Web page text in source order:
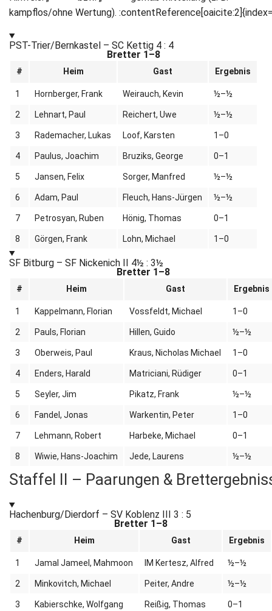
kampflos/ohne Wertung).
PST-Trier/Bernkastel – SC Kettig 4 : 4
Bretter 1–8
# Heim Gast Ergebnis
1 Hornberger, Frank Weirauch, Kevin ½–½
2 Lehnart, Paul Reichert, Uwe ½–½
3 Rademacher, Lukas Loof, Karsten 1–0
4 Paulus, Joachim Bruziks, George 0–1
5 Jansen, Felix Sorger, Manfred ½–½
6 Adam, Paul Fleuch, Hans-Jürgen ½–½
7 Petrosyan, Ruben Hönig, Thomas 0–1
8 Görgen, Frank Lohn, Michael 1–0
SF Bitburg – SF Nickenich II 4½ : 3½
Bretter 1–8
# Heim Gast Ergebnis
1 Kappelmann, Florian Vossfeldt, Michael 1–0
2 Pauls, Florian Hillen, Guido ½–½
3 Oberweis, Paul Kraus, Nicholas Michael 1–0
4 Enders, Harald Matriciani, Rüdiger 0–1
5 Seyler, Jim Pikatz, Frank ½–½
6 Fandel, Jonas Warkentin, Peter 1–0
7 Lehmann, Robert Harbeke, Michael 0–1
8 Wiwie, Hans-Joachim Jede, Laurens ½–½
Staffel II – Paarungen &
Hachenburg/Dierdorf – SV Koblenz III 3 : 5
Bretter 1–8
# Heim Gast Ergebnis
1 Jamal Jameel, Mahmoon IM Kertesz, Alfred ½–½
2 Minkovitch, Michael Peiter, Andre ½–½
3 Kabierschke, Wolfgang Reißig, Thomas 0–1